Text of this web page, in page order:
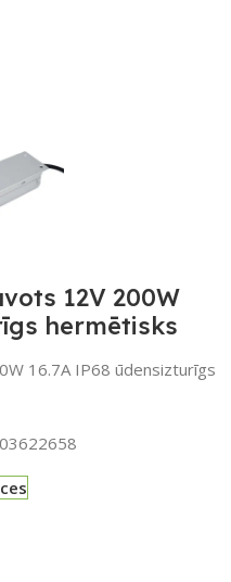
12V 200W
hermētisks
16.7A IP68 ūdensizturīgs